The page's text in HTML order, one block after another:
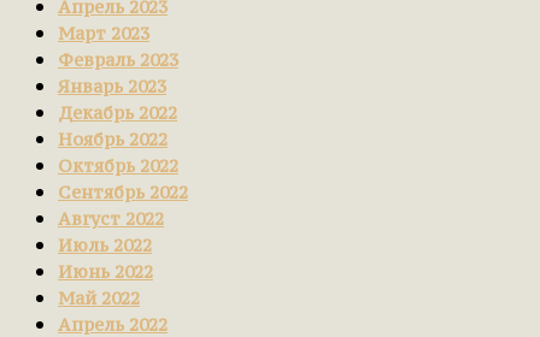
Апрель 2023
Март 2023
Февраль 2023
Январь 2023
Декабрь 2022
Ноябрь 2022
Октябрь 2022
Сентябрь 2022
Август 2022
Июль 2022
Июнь 2022
Май 2022
Апрель 2022